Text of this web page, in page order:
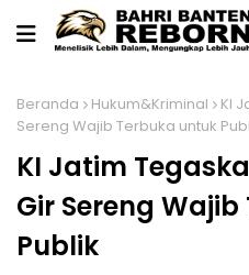
Beranda Hukum&Kriminal
KI
Sereng Wajib Terbuka untuk
KI Jatim
Gir Sereng
Publik